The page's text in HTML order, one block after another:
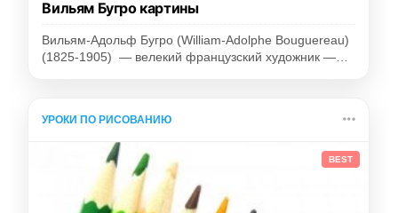
Вильям Бугро картины
Вильям-Адольф Бугро (William-Adolphe Bouguereau)
(1825-1905) — велекий французский художник —…
УРОКИ ПО РИСОВАНИЮ
BEST